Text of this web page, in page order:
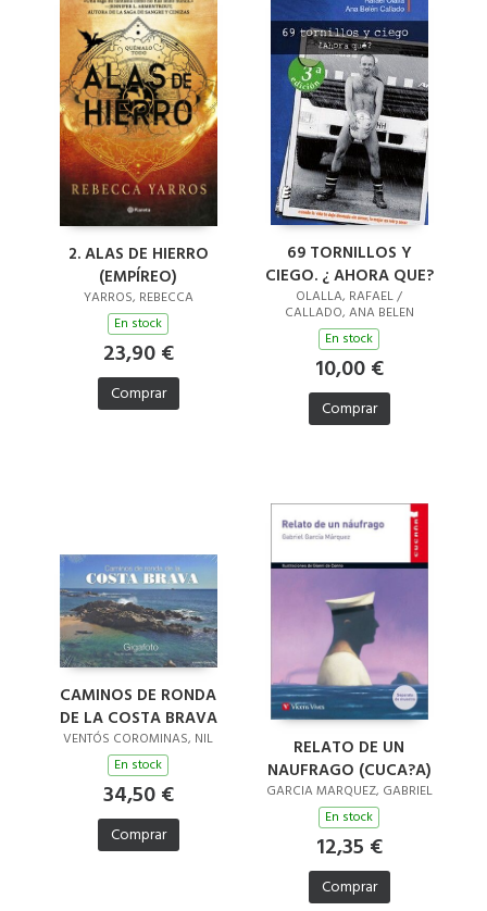
2. ALAS DE HIERRO
(EMPÍREO)
YARROS, REBECCA
En stock
23,90 €
Comprar
69 TORNILLOS Y
CIEGO. ¿ AHORA QUE?
OLALLA, RAFAEL /
CALLADO, ANA BELEN
En stock
10,00 €
Comprar
CAMINOS DE RONDA
DE LA COSTA BRAVA
VENTÓS COROMINAS, NIL
En stock
34,50 €
Comprar
RELATO DE UN
NAUFRAGO (CUCA?A)
GARCIA MARQUEZ, GABRIEL
En stock
12,35 €
Comprar